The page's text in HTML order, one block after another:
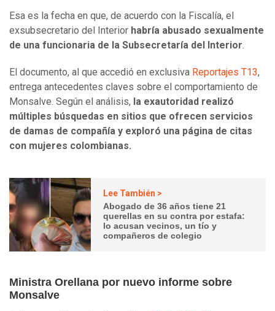
Esa es la fecha en que, de acuerdo con la Fiscalía, el
exsubsecretario del Interior habría abusado sexualmente
de una funcionaria de la Subsecretaría del Interior.
El documento, al que accedió en exclusiva Reportajes T13,
entrega antecedentes claves sobre el comportamiento de
Monsalve. Según el análisis, la exautoridad realizó
múltiples búsquedas en sitios que ofrecen servicios
de damas de compañía y exploró una página de citas
con mujeres colombianas.
Lee También >
Abogado de 36 años tiene 21
querellas en su contra por estafa:
lo acusan vecinos, un tío y
compañeros de colegio
Ministra Orellana por nuevo informe sobre
Monsalve